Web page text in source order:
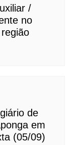
/
no
de
em
(05/09)